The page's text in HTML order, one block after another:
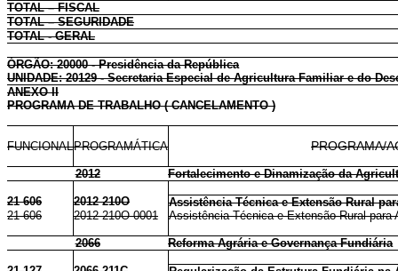
TOTAL – FISCAL
TOTAL – SEGURIDADE
TOTAL - GERAL
ÓRGÃO: 20000 - Presidência da República
UNIDADE: 20129 - Secretaria Especial de Agricultura Familiar e do
ANEXO II
PROGRAMA DE TRABALHO ( CANCELAMENTO )
FUNCIONALPROGRAMÁTICA PROGRAMA/
2012 Fortalecimento e Dinamização da
21 606 2012 210O
Assistência Técnica e Extensão Rural
21 606
2012 210O 0001 Assistência Técnica e Extensão Rural para
2066 Reforma Agrária e Governança Fundiária